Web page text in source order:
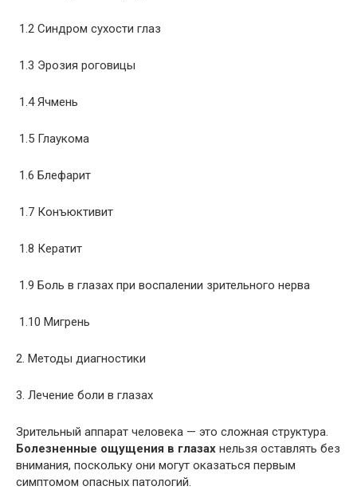
1.2 Синдром сухости глаз
1.3 Эрозия роговицы
1.4 Ячмень
1.5 Глаукома
1.6 Блефарит
1.7 Конъюктивит
1.8 Кератит
1.9 Боль в глазах при воспалении зрительного нерва
1.10 Мигрень
2. Методы диагностики
3. Лечение боли в глазах
Зрительный аппарат человека — это сложная структура.
Болезненные ощущения в глазах нельзя оставлять без
внимания, поскольку они могут оказаться первым
симптомом опасных патологий.